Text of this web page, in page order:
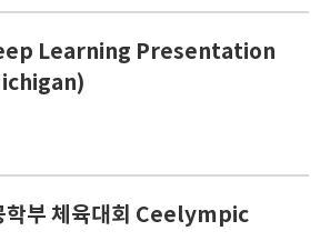
Learning Presentation
학부 체육대회 Ceelympic